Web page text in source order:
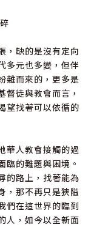
，缺的是沒有定向
多元也多變，但伴
雜而來的，更多是
徒與教會而言，
望找著可以依循的
華人教會接觸的過
臨的難題與困境。
的路上，找著能為
，那不再只是狹隘
們在這世界的臨到
人，如今以全新面